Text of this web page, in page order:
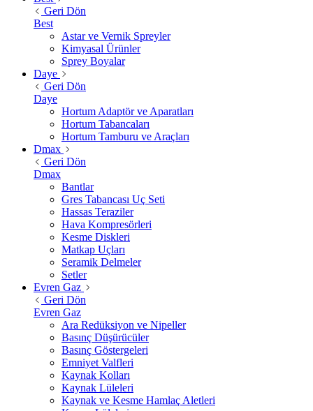
Geri Dön
Best
Astar ve Vernik Spreyler
Kimyasal Ürünler
Sprey Boyalar
Daye
Geri Dön
Daye
Hortum Adaptör ve Aparatları
Hortum Tabancaları
Hortum Tamburu ve Araçları
Dmax
Geri Dön
Dmax
Bantlar
Gres Tabancası Uç Seti
Hassas Teraziler
Hava Kompresörleri
Kesme Diskleri
Matkap Uçları
Seramik Delmeler
Setler
Evren Gaz
Geri Dön
Evren Gaz
Ara Redüksiyon ve Nipeller
Basınç Düşürücüler
Basınç Göstergeleri
Emniyet Valfleri
Kaynak Kolları
Kaynak Lüleleri
Kaynak ve Kesme Hamlaç Aletleri